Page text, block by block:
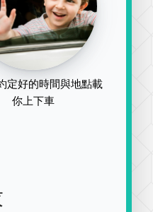
定好的時間與地點載
你上下車